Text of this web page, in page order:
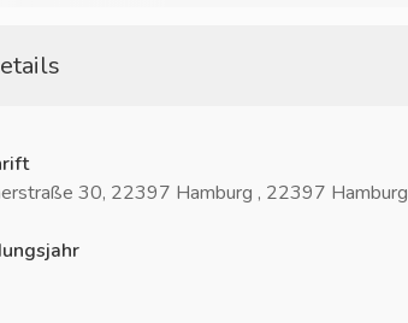
30, 22397 Hamburg , 22397 Hamburg